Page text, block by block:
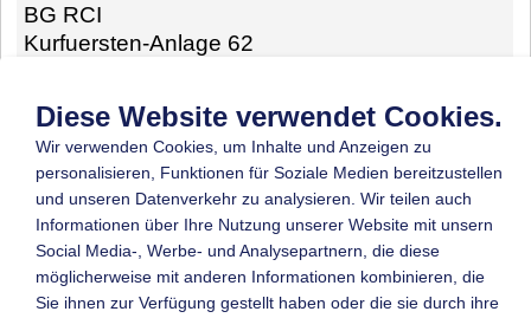
BG RCI
Kurfuersten-Anlage 62
Tel: ++49 6221 523 474
Fax: ++49 6221 523 420
Mail:joachim.sommer@bgrci.de
Homepage:www.bgrci.de
Diese Website verwendet Cookies.
Wir verwenden Cookies, um Inhalte und Anzeigen zu
personalisieren, Funktionen für Soziale Medien bereitzustellen
und unseren Datenverkehr zu analysieren. Wir teilen auch
Informationen über Ihre Nutzung unserer Website mit unsern
Social Media-, Werbe- und Analysepartnern, die diese
möglicherweise mit anderen Informationen kombinieren, die
Sie ihnen zur Verfügung gestellt haben oder die sie durch ihre